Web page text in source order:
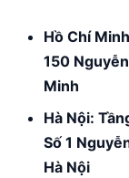
Hồ Chí
150
Minh
Hà Nội:
Số 1
Hà Nội